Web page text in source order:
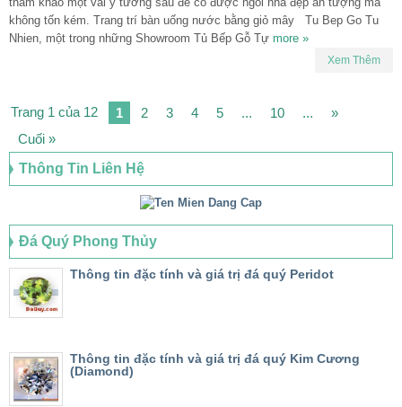
không tốn kém. Trang trí bàn uống nước bằng giỏ mây Tu Bep Go Tu
Nhien, một trong những Showroom Tủ Bếp Gỗ Tự more »
Xem Thêm
Trang 1 của 12 1 2 3 4 5 ... 10 ...
»
Cuối »
Thông Tin Liên Hệ
Đá Quý Phong Thủy
Thông tin đặc tính và giá trị đá quý Peridot
Thông tin đặc tính và giá trị đá quý Kim Cương
(Diamond)